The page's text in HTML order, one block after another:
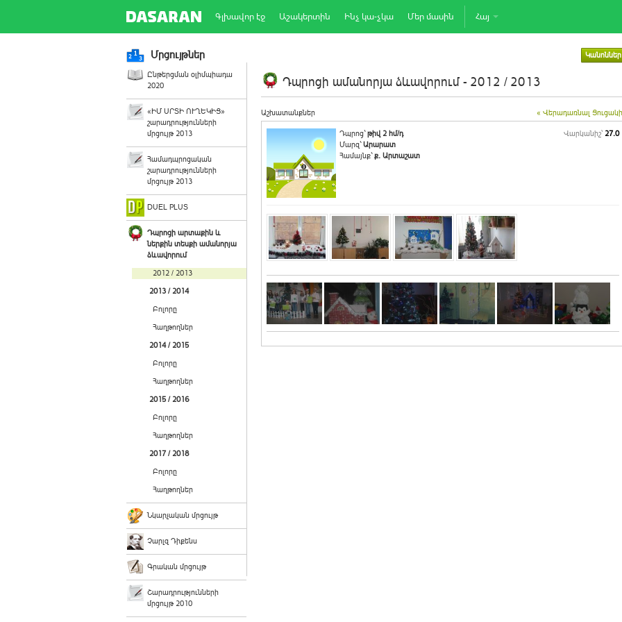
Գլխավոր էջ Աշակերտին Ինչ կա-չկա Մեր մասին Հայ
Մրցույթներ Կանոններ
Ընթերցման օլիմպիադա
2020
«ԻՄ ՍՐՏԻ ՈՒՂԵԿԻՑ»
շարադրությունների
մրցույթ 2013
Համադպրոցական
շարադրությունների
մրցույթ 2013
DUEL PLUS
Դպրոցի արտաքին և
ներքին տեսքի ամանորյա
ձևավորում
2012 / 2013
2013 / 2014
Բոլորը
Հաղթողներ
2014 / 2015
Բոլորը
Հաղթողներ
2015 / 2016
Բոլորը
Հաղթողներ
2017 / 2018
Բոլորը
Հաղթողներ
Նկարչական մրցույթ
Չարլզ Դիքենս
Գրական մրցույթ
Շարադրությունների
մրցույթ 2010
Դպրոցի ամանորյա ձևավորում - 2012 / 2013
Աշխատանքներ « Վերադառնալ
Դպրոց`թիվ 2 հմ/դ
Մարզ`Արարատ
Համայնք`ք. Արտաշատ
Վարկանիշ՝ 27.0